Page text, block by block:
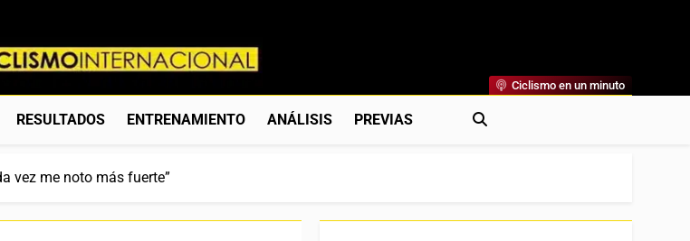
Internacional
Ciclismo Mundial. Entrevistas, Análisis, Crónicas, Previas Y Más. La Web Ciclista De Referencia.
Ciclismo en un minuto
RESULTADOS ENTRENAMIENTO ANÁLISIS PREVIAS
vez me noto más fuerte”